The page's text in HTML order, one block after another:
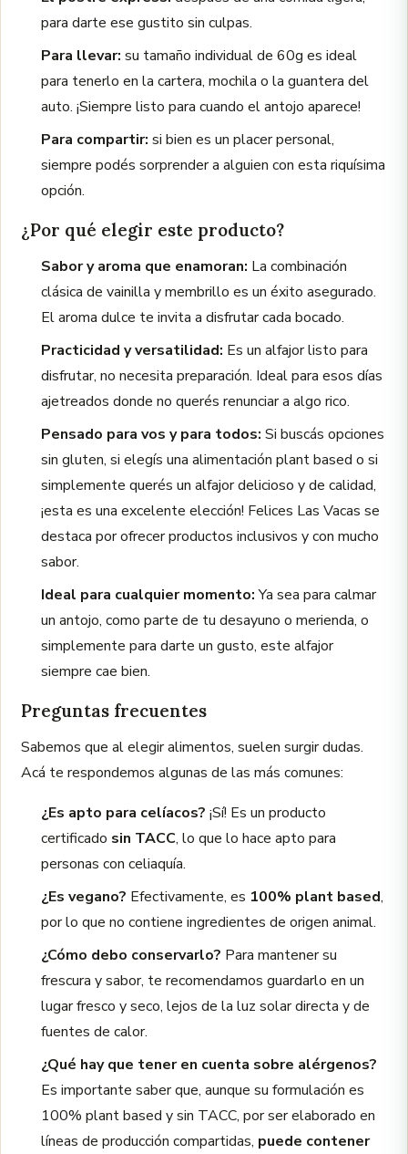
para darte ese gustito sin culpas.
Para llevar: su tamaño individual de 60g es ideal
para tenerlo en la cartera, mochila o la guantera del
auto. ¡Siempre listo para cuando el antojo aparece!
Para compartir: si bien es un placer personal,
siempre podés sorprender a alguien con esta riquísima
opción.
¿Por qué elegir este producto?
Sabor y aroma que enamoran: La combinación
clásica de vainilla y membrillo es un éxito asegurado.
El aroma dulce te invita a disfrutar cada bocado.
Practicidad y versatilidad: Es un alfajor listo para
disfrutar, no necesita preparación. Ideal para esos días
ajetreados donde no querés renunciar a algo rico.
Pensado para vos y para todos: Si buscás opciones
sin gluten, si elegís una alimentación plant based o si
simplemente querés un alfajor delicioso y de calidad,
¡esta es una excelente elección! Felices Las Vacas se
destaca por ofrecer productos inclusivos y con mucho
sabor.
Ideal para cualquier momento:Ya sea para calmar
un antojo, como parte de tu desayuno o merienda, o
simplemente para darte un gusto, este alfajor
siempre cae bien.
Preguntas frecuentes
Sabemos que al elegir alimentos, suelen surgir dudas.
Acá te respondemos algunas de las más comunes:
¿Es apto para celíacos? ¡Sí! Es un producto
certificado sin TACC, lo que lo hace apto para
personas con celiaquía.
¿Es vegano? Efectivamente, es 100% plant based,
por lo que no contiene ingredientes de origen animal.
¿Cómo debo conservarlo? Para mantener su
frescura y sabor, te recomendamos guardarlo en un
lugar fresco y seco, lejos de la luz solar directa y de
fuentes de calor.
¿Qué hay que tener en cuenta sobre alérgenos?
Es importante saber que, aunque su formulación es
100% plant based y sin TACC, por ser elaborado en
líneas de producción compartidas, puede contener